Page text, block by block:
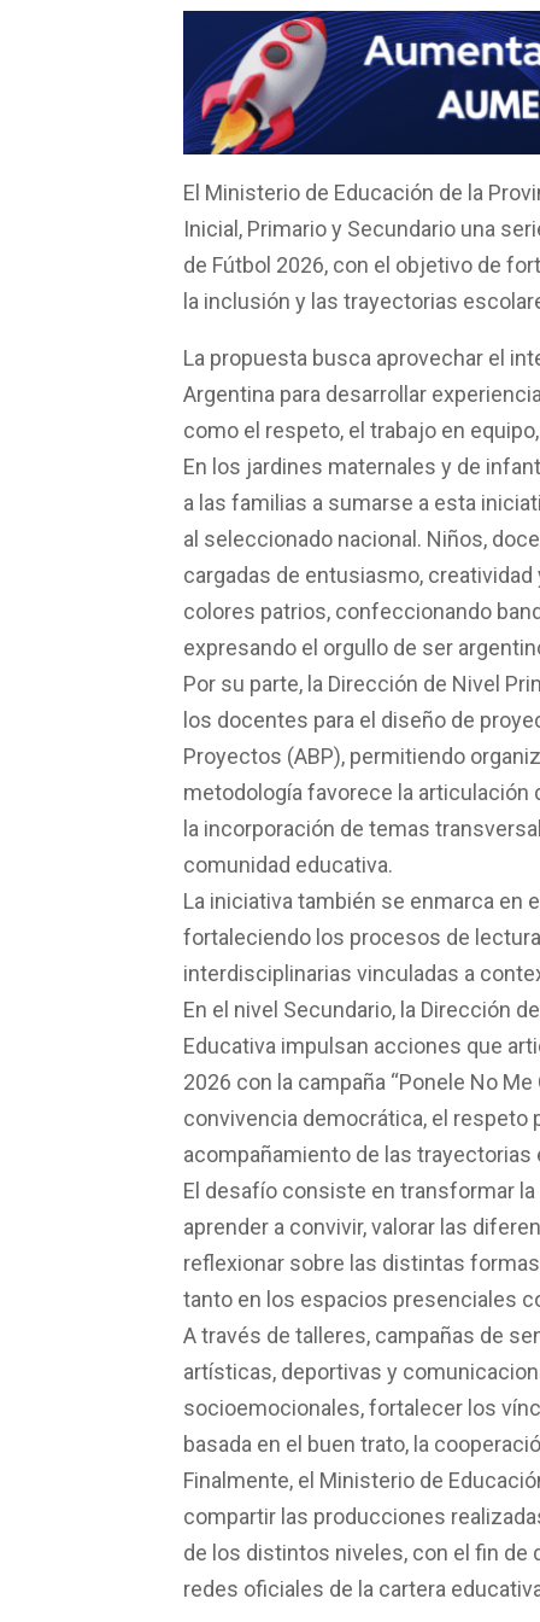
ce
b
o
o
k
at
s
A
p
p
tt
er
ail m
p
ar
tir
El Ministerio de Educación de la
Inicial, Primario y Secundario una
de Fútbol 2026, con el objetivo de
la inclusión y las trayectorias
La propuesta busca aprovechar el
Argentina para desarrollar
como el respeto, el trabajo en
En los jardines maternales y de
a las familias a sumarse a esta
al seleccionado nacional. Niños,
cargadas de entusiasmo,
colores patrios, confeccionando
expresando el orgullo de ser
Por su parte, la Dirección de Nivel
los docentes para el diseño de
Proyectos (ABP), permitiendo
metodología favorece la
la incorporación de temas
comunidad educativa.
La iniciativa también se enmarca en
fortaleciendo los procesos de
interdisciplinarias vinculadas a
En el nivel Secundario, la Dirección
Educativa impulsan acciones que
2026 con la campaña “Ponele No
convivencia democrática, el respeto
acompañamiento de las trayectorias
El desafío consiste en transformar
aprender a convivir, valorar las
reflexionar sobre las distintas
tanto en los espacios presenciales
A través de talleres, campañas de
artísticas, deportivas y
socioemocionales, fortalecer los
basada en el buen trato, la
Finalmente, el Ministerio de
compartir las producciones
de los distintos niveles, con el fin de
redes oficiales de la cartera